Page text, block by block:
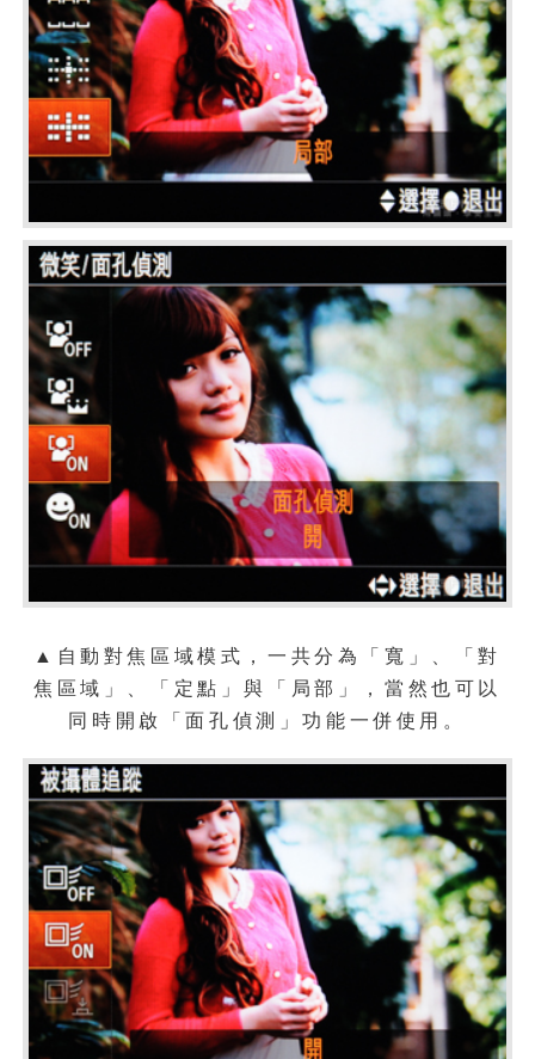
▲自動對焦區域模式，一共分為「寬」、
「對
焦區域」、
「定點」與
「局部」，當然也可以
同時開啟「面孔偵測」功能一併使用。